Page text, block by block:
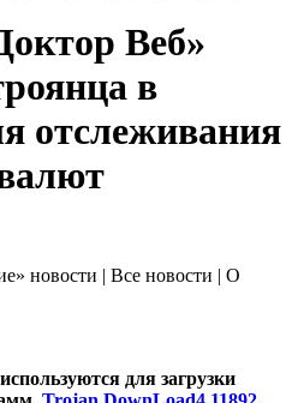
Веб»
в
отслеживания
новости | Все новости | О
для загрузки